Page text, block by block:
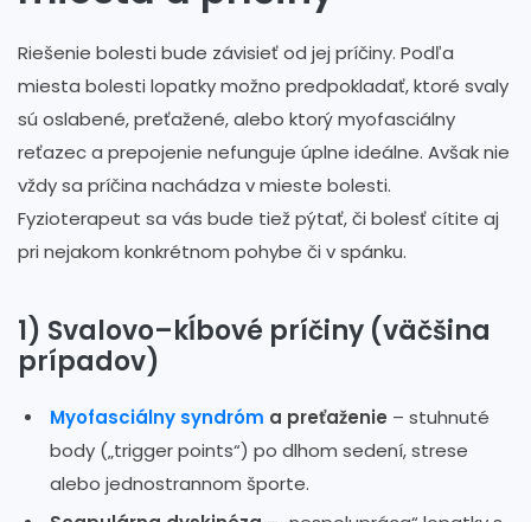
Riešenie bolesti bude závisieť od jej príčiny. Podľa
miesta bolesti lopatky možno predpokladať, ktoré svaly
sú oslabené, preťažené, alebo ktorý myofasciálny
reťazec a prepojenie nefunguje úplne ideálne. Avšak nie
vždy sa príčina nachádza v mieste bolesti.
Fyzioterapeut sa vás bude tiež pýtať, či bolesť cítite aj
pri nejakom konkrétnom pohybe či v spánku.
1) Svalovo–kĺbové príčiny (väčšina
prípadov)
Myofasciálny syndróm a preťaženie – stuhnuté
body („trigger points“) po dlhom sedení, strese
alebo jednostrannom športe.